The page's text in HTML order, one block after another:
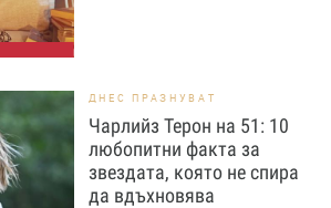
ДНЕС ПРАЗНУВАТ
Чарлийз Терон на 51: 10
любопитни факта за
звездата, която не спира
да вдъхновява